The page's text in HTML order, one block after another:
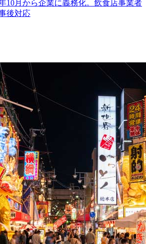
10月から企業に義務化。飲食店事業者
後対応